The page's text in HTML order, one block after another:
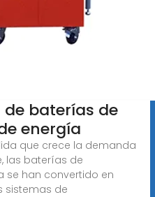
de baterías de
energía
que crece la demanda
las baterías de
se han convertido en
sistemas de